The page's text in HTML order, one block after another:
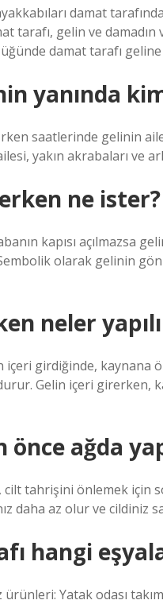
damat
tarafı, gelin ve
damat tarafı
yanında
saatlerinde gelinin
yakın akrabaları ve
ne ister?
kapısı açılmazsa
olarak gelinin
neler
içeri girdiğinde, kaynana
Gelin içeri
ağda
cilt tahrişini önlemek için
daha az olur ve cildiniz
hangi
Yatak odası